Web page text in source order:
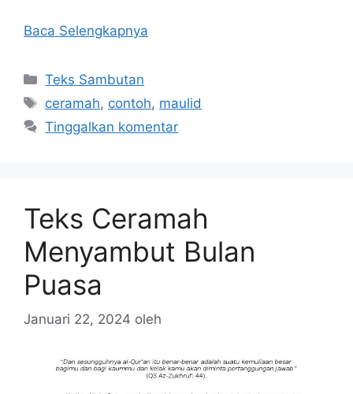
Baca Selengkapnya
Kategori
Teks Sambutan
Tag
ceramah, contoh, maulid
Tinggalkan komentar
Teks Ceramah
Menyambut Bulan
Puasa
Januari 22, 2024 oleh